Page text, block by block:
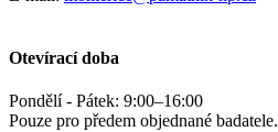
Otevírací doba
Pondělí - Pátek: 9:00–16:00
Pouze pro předem objednané badatele.